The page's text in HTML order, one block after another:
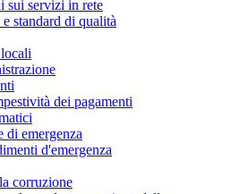
sui servizi in rete
standard di qualità
dei pagamenti
di emergenza
d'emergenza
corruzione